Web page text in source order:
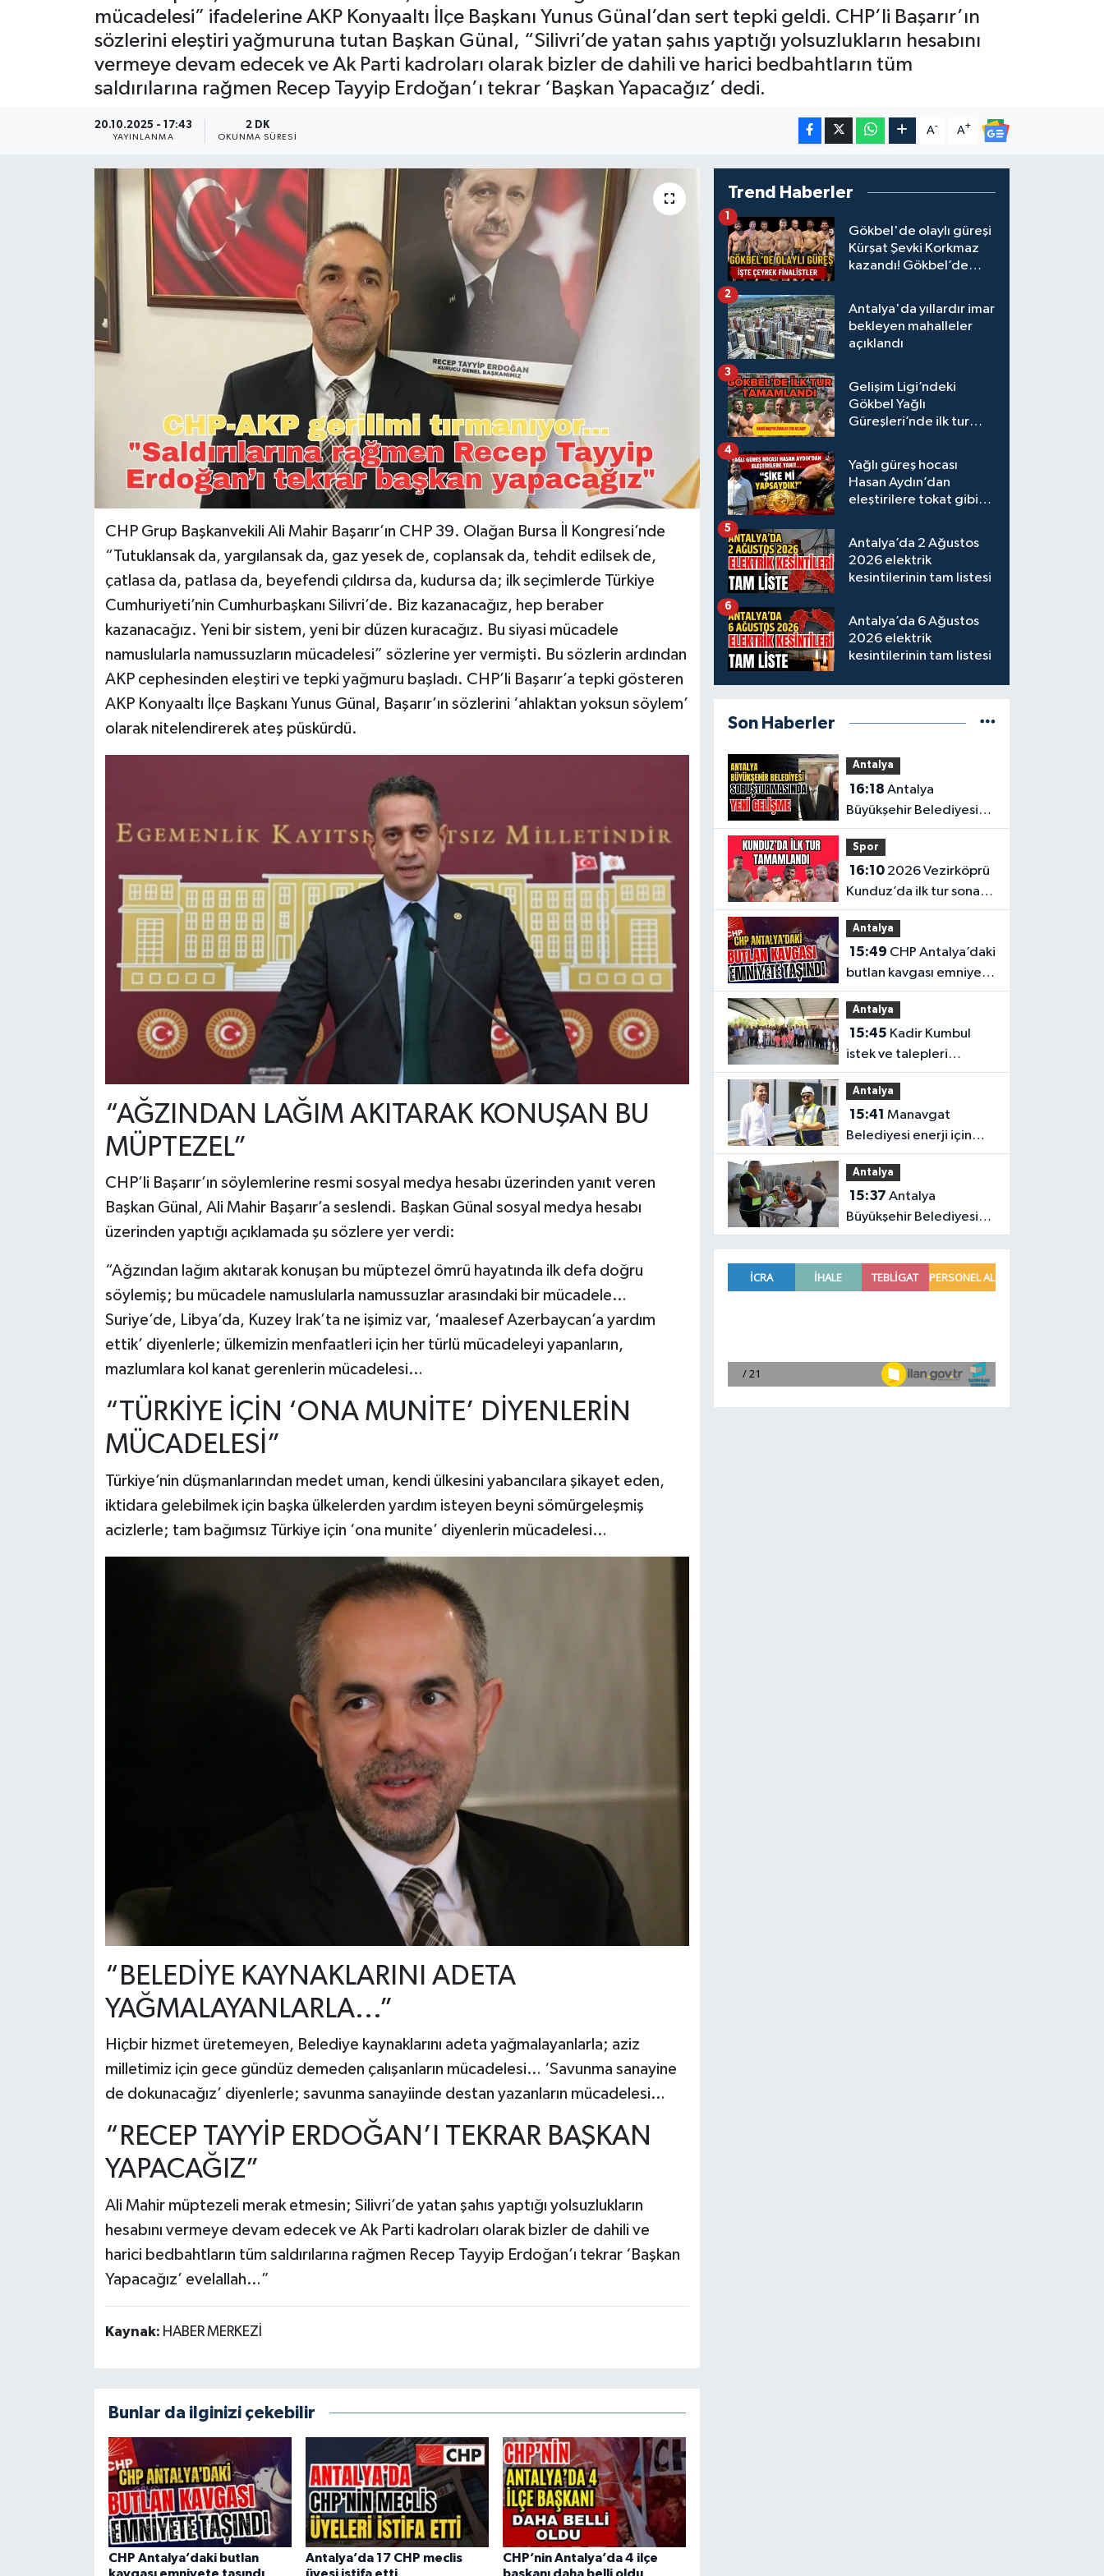
mücadelesi” ifadelerine AKP Konyaaltı İlçe Başkanı Yunus Günal’dan sert tepki geldi. CHP’li Başarır’ın
sözlerini eleştiri yağmuruna tutan Başkan Günal, “Silivri’de yatan şahıs yaptığı yolsuzlukların hesabını
vermeye devam edecek ve Ak Parti kadroları olarak bizler de dahili ve harici bedbahtların tüm
saldırılarına rağmen Recep Tayyip Erdoğan’ı tekrar ‘Başkan Yapacağız’ dedi.
20.10.2025 - 17:43
YAYINLANMA
2 DK
OKUNMA SÜRESI
A- A+
CHP Grup Başkanvekili Ali Mahir Başarır’ın CHP 39. Olağan Bursa İl Kongresi’nde
“Tutuklansak da, yargılansak da, gaz yesek de, coplansak da, tehdit edilsek de,
çatlasa da, patlasa da, beyefendi çıldırsa da, kudursa da; ilk seçimlerde Türkiye
Cumhuriyeti’nin Cumhurbaşkanı Silivri’de. Biz kazanacağız, hep beraber
kazanacağız. Yeni bir sistem, yeni bir düzen kuracağız. Bu siyasi mücadele
namuslularla namussuzların mücadelesi” sözlerine yer vermişti. Bu sözlerin ardından
AKP cephesinden eleştiri ve tepki yağmuru başladı. CHP’li Başarır’a tepki gösteren
AKP Konyaaltı İlçe Başkanı Yunus Günal, Başarır’ın sözlerini ‘ahlaktan yoksun söylem’
olarak nitelendirerek ateş püskürdü.
“AĞZINDAN LAĞIM AKITARAK KONUŞAN BU
MÜPTEZEL”
CHP’li Başarır’ın söylemlerine resmi sosyal medya hesabı üzerinden yanıt veren
Başkan Günal, Ali Mahir Başarır’a seslendi. Başkan Günal sosyal medya hesabı
üzerinden yaptığı açıklamada şu sözlere yer verdi:
“Ağzından lağım akıtarak konuşan bu müptezel ömrü hayatında ilk defa doğru
söylemiş; bu mücadele namuslularla namussuzlar arasındaki bir mücadele…
Suriye’de, Libya’da, Kuzey Irak’ta ne işimiz var, ‘maalesef Azerbaycan’a yardım
ettik’ diyenlerle; ülkemizin menfaatleri için her türlü mücadeleyi yapanların,
mazlumlara kol kanat gerenlerin mücadelesi…
“TÜRKİYE İÇİN ‘ONA MUNİTE’ DİYENLERİN
MÜCADELESİ”
Türkiye’nin düşmanlarından medet uman, kendi ülkesini yabancılara şikayet eden,
iktidara gelebilmek için başka ülkelerden yardım isteyen beyni sömürgeleşmiş
acizlerle; tam bağımsız Türkiye için ‘ona munite’ diyenlerin mücadelesi…
“BELEDİYE KAYNAKLARINI ADETA
YAĞMALAYANLARLA...”
Hiçbir hizmet üretemeyen, Belediye kaynaklarını adeta yağmalayanlarla; aziz
milletimiz için gece gündüz demeden çalışanların mücadelesi… ‘Savunma sanayine
de dokunacağız’ diyenlerle; savunma sanayiinde destan yazanların mücadelesi…
“RECEP TAYYİP ERDOĞAN’I TEKRAR BAŞKAN
YAPACAĞIZ”
Ali Mahir müptezeli merak etmesin; Silivri’de yatan şahıs yaptığı yolsuzlukların
hesabını vermeye devam edecek ve Ak Parti kadroları olarak bizler de dahili ve
harici bedbahtların tüm saldırılarına rağmen Recep Tayyip Erdoğan’ı tekrar ‘Başkan
Yapacağız’ evelallah…”
Kaynak: HABER MERKEZİ
Bunlar da ilginizi çekebilir
CHP Antalya’daki butlan
Antalya’da 17 CHP meclis
CHP’nin Antalya’da 4 ilçe
Trend Haberler
Gökbel'de olaylı güreşi
Kürşat Şevki Korkmaz
kazandı! Gökbel’de
Gürbüz elendi!
1
Antalya'da yıllardır imar
bekleyen mahalleler
açıklandı
2
Gelişim Ligi’ndeki
Gökbel Yağlı
Güreşleri’nde ilk tur
3
Yağlı güreş hocası
Hasan Aydın’dan
eleştirilere tokat gibi
4
Antalya’da 2 Ağustos
2026 elektrik
kesintilerinin tam listesi
5
Antalya’da 6 Ağustos
2026 elektrik
kesintilerinin tam listesi
6
Son Haberler
Antalya
16:18
Büyükşehir Belediyesi
soruşturmasında yeni
gelişme
Spor
16:102026 Vezirköprü
Kunduz’da ilk tur sona
erdi. İşte son 64’e kalan
başpehlivanlar
Antalya
15:49
butlan kavgası emniyete
taşındı
Antalya
15:45
istek ve talepleri
yerinde dinledi
Antalya
15:41
Belediyesi enerji için
çalışmaya devam ediyor
Antalya
15:37
Büyükşehir Belediyesi
vatandaşları zor
bırakmadı
Kültür & Sanat
Sağlık & Yaşam